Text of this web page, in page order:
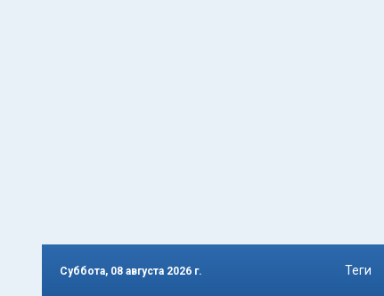
Суббота, 08 августа 2026 г. Теги